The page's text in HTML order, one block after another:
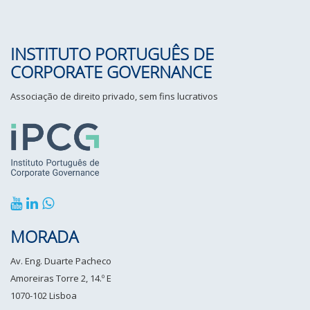
INSTITUTO PORTUGUÊS DE
CORPORATE GOVERNANCE
Associação de direito privado, sem fins lucrativos
MORADA
Av. Eng. Duarte Pacheco
Amoreiras Torre 2, 14.º E
1070-102 Lisboa